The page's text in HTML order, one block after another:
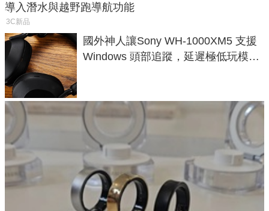
導入潛水與越野跑導航功能
3C新品
國外神人讓Sony WH-1000XM5 支援
Windows 頭部追蹤，延遲極低玩模擬